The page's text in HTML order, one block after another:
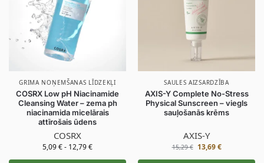
GRIMA NOŅEMŠANAS LĪDZEKĻI
COSRX Low pH Niacinamide
Cleansing Water – zema ph
niacinamida micelārais
attīrošais ūdens
COSRX
5,09€- 12,79€
SAULES AIZSARDZĪBA
AXIS-Y Complete No-Stress
Physical Sunscreen – viegls
sauļošanās krēms
AXIS-Y
15,29€ 13,69€